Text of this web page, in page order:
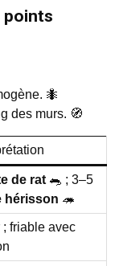
points
🐜
des murs. 🧭
de rat 🐀 ; 3–5
hérisson 🦔
; friable avec